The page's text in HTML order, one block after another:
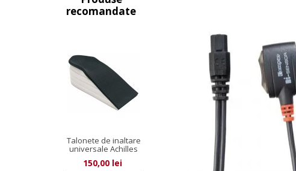
recomandate
Talonete de inaltare
universale Achilles
Wedge
150,00 lei